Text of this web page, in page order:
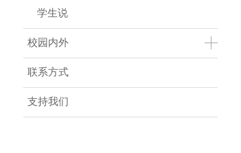
学生说
校园内外
联系方式
支持我们